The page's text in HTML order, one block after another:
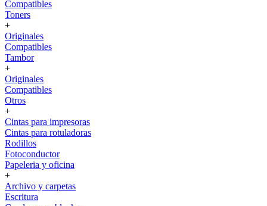
Compatibles
Toners
+
Originales
Compatibles
Tambor
+
Originales
Compatibles
Otros
+
Cintas para impresoras
Cintas para rotuladoras
Rodillos
Fotoconductor
Papeleria y oficina
+
Archivo y carpetas
Escritura